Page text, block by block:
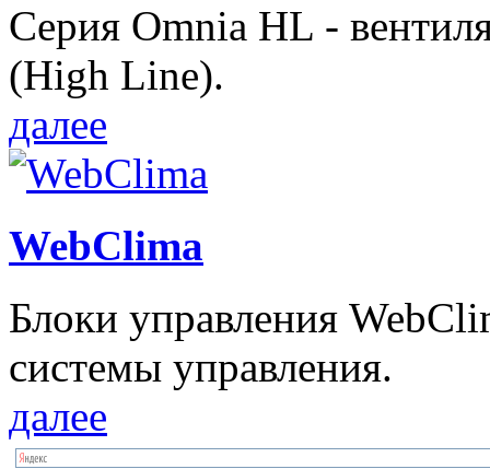
Серия Omnia HL -
(High Line).
далее
WebClima
Блоки упрaвлeния
системы управления.
далее